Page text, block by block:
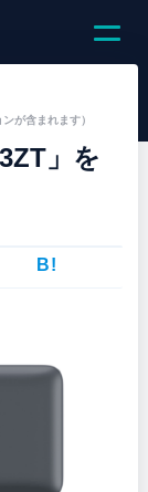
が含まれます）
」を
B!